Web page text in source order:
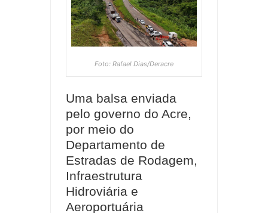
Foto: Rafael Dias/Deracre
Uma balsa enviada
pelo governo do Acre,
por meio do
Departamento de
Estradas de Rodagem,
Infraestrutura
Hidroviária e
Aeroportuária